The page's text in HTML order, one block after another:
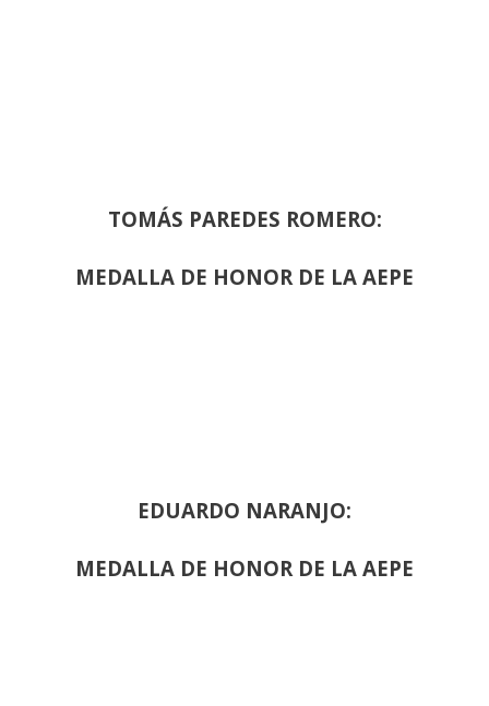
TOMÁS PAREDES ROMERO:
MEDALLA DE HONOR DE LA AEPE
EDUARDO NARANJO:
MEDALLA DE HONOR DE LA AEPE